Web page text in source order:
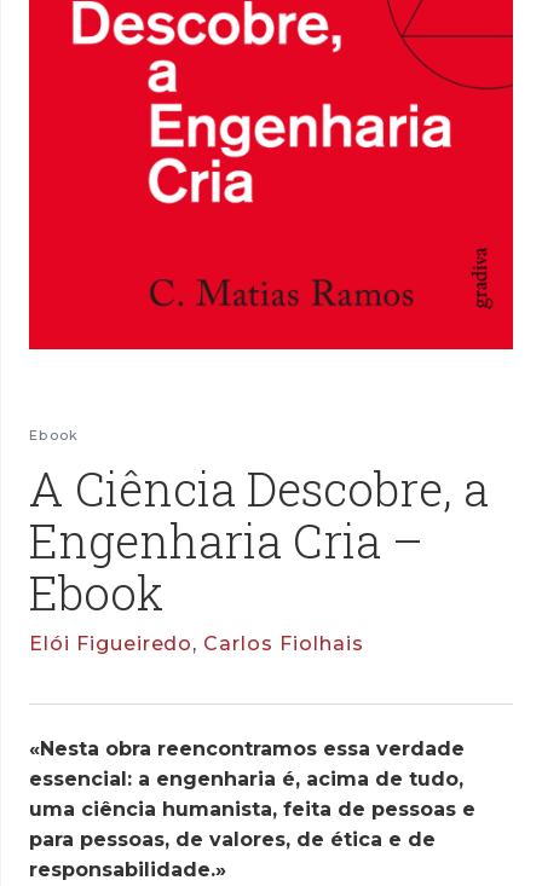
Ebook
A Ciência Descobre, a
Engenharia Cria –
Ebook
Elói Figueiredo, Carlos Fiolhais
«Nesta obra reencontramos essa verdade
essencial: a engenharia é, acima de tudo,
uma ciência humanista, feita de pessoas e
para pessoas, de valores, de ética e de
responsabilidade.»